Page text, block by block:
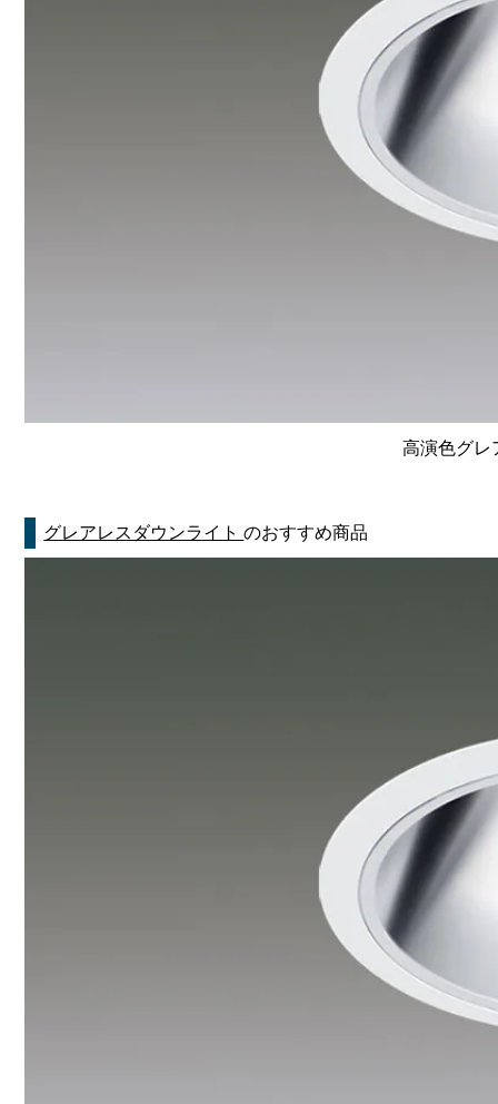
高演色グレ
グレアレスダウンライトのおすすめ商品